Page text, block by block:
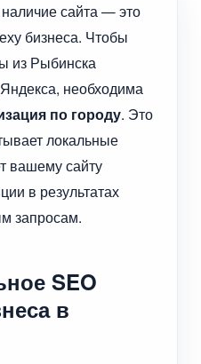
сайта — это
бизнеса. Чтобы
из Рыбинска
необходима
по городу. Это
локальные
вашему сайту
в результатах
запросам.
SEO
в